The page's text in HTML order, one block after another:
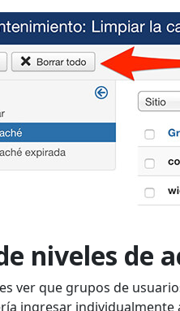
niveles de
ver que grupos de
ingresar individualmente